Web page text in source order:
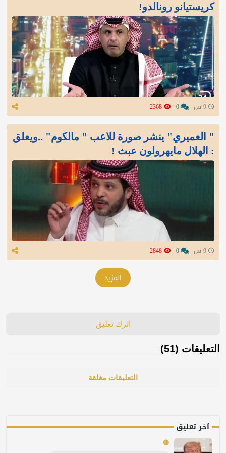
كريستيانو رونالدو!
" العميري" ينشر صورة للاعب " مالكوم" ..ويعلق
: الهلال مايهرولون عبث !
المزيد
اترك تعليق
التعليقات (51)
التعليقات مغلقة
آخر تعليق
🔴